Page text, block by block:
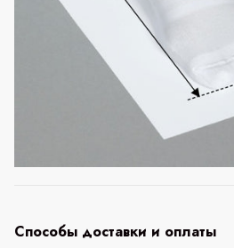
Способы доставки и оплаты